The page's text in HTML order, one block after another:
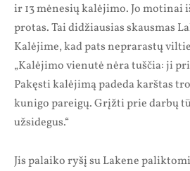
ir 13 mėnesių kalėjimo. Jo motinai
protas. Tai didžiausias skausmas
Kalėjime, kad pats neprarastų
„Kalėjimo vienutė nėra tuščia: ji
Pakęsti kalėjimą padeda karštas
kunigo pareigų. Grįžti prie darbų
užsidegus.“
Jis palaiko ryšį su Lakene